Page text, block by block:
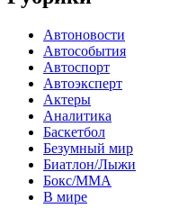
Автоновости
Автособытия
Автоспорт
Автоэксперт
Актеры
Аналитика
Баскетбол
Безумный мир
Биатлон/Лыжи
Бокс/MMA
В мире